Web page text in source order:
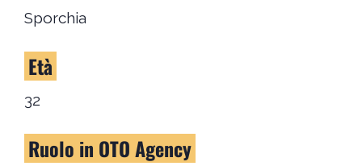
Sporchia
Età
32
Ruolo in OTO Agency